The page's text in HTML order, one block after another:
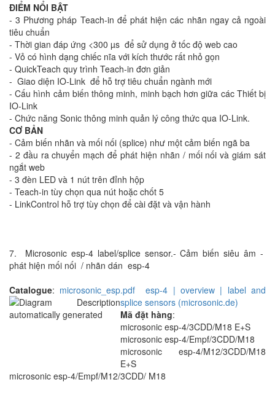
ĐIỂM NỔI BẬT
- 3 Phương pháp Teach-in để phát hiện các nhãn ngay cả ngoài
tiêu chuẩn
- Thời gian đáp ứng <300 µs để sử dụng ở tốc độ web cao
- Vỏ có hình dạng chiếc nĩa với kích thước rất nhỏ gọn
- QuickTeach quy trình Teach-in đơn giản
- Giao diện IO-Link để hỗ trợ tiêu chuẩn ngành mới
- Cấu hình cảm biến thông minh, minh bạch hơn giữa các Thiết bị
IO-Link
- Chức năng Sonic thông minh quản lý công thức qua IO-Link.
CƠ BẢN
- Cảm biến nhãn và mối nối (splice) như một cảm biến ngã ba
- 2 đầu ra chuyển mạch để phát hiện nhãn / mối nối và giám sát
ngắt web
- 3 đèn LED và 1 nút trên đỉnh hộp
- Teach-in tùy chọn qua nút hoặc chốt 5
- LinkControl hỗ trợ tùy chọn để cài đặt và vận hành
7. Microsonic esp-4 label/splice sensor.- Cảm biến siêu âm -
phát hiện mối nối / nhãn dán esp-4
Catalogue: microsonic_esp.pdf
esp-4 | overview | label and
splice sensors (microsonic.de)
Mã đặt hàng:
microsonic esp-4/3CDD/M18 E+S
microsonic esp-4/Empf/3CDD/M18
microsonic esp-4/M12/3CDD/M18
E+S
microsonic esp-4/Empf/M12/3CDD/ M18